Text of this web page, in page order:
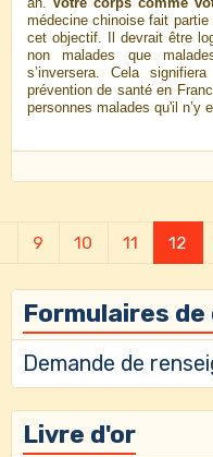
médecine chinoise fait
cet objectif. Il devrait être
non malades que
s’inversera. Cela
prévention de santé en
personnes malades qu'il n’y
9 10 11 12
Formulaires
Demande de
Livre d'or